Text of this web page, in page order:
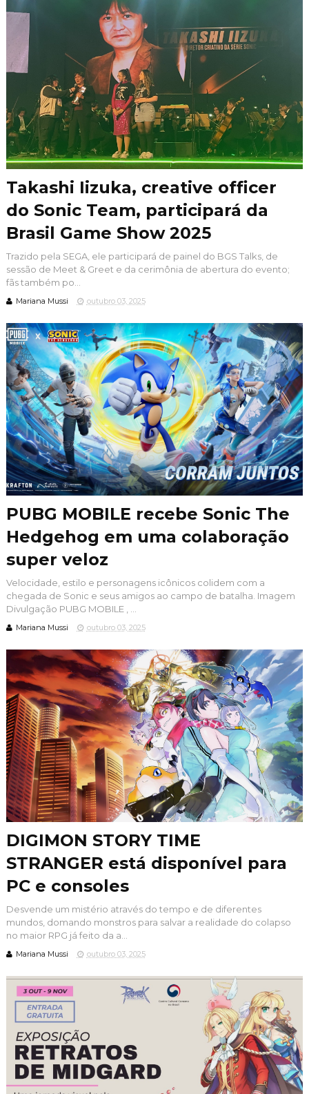
Takashi Iizuka, creative officer
do Sonic Team, participará da
Brasil Game Show 2025
Trazido pela SEGA, ele participará de painel do BGS Talks, de
sessão de Meet & Greet e da cerimônia de abertura do evento;
fãs também po...
Mariana Mussi outubro 03, 2025
PUBG MOBILE recebe Sonic The
Hedgehog em uma colaboração
super veloz
Velocidade, estilo e personagens icônicos colidem com a
chegada de Sonic e seus amigos ao campo de batalha. Imagem
Divulgação PUBG MOBILE , ...
Mariana Mussi outubro 03, 2025
DIGIMON STORY TIME
STRANGER está disponível para
PC e consoles
Desvende um mistério através do tempo e de diferentes
mundos, domando monstros para salvar a realidade do colapso
no maior RPG já feito da a...
Mariana Mussi outubro 03, 2025